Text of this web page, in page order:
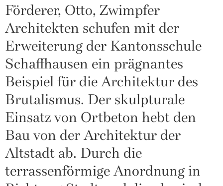
Förderer, Otto, Zwimpfer
Architekten schufen mit der
Erweiterung der Kantonsschule
Schaffhausen ein prägnantes
Beispiel für die Architektur des
Brutalismus. Der skulpturale
Einsatz von Ortbeton hebt den
Bau von der Architektur der
Altstadt ab. Durch die
terrassenförmige Anordnung in